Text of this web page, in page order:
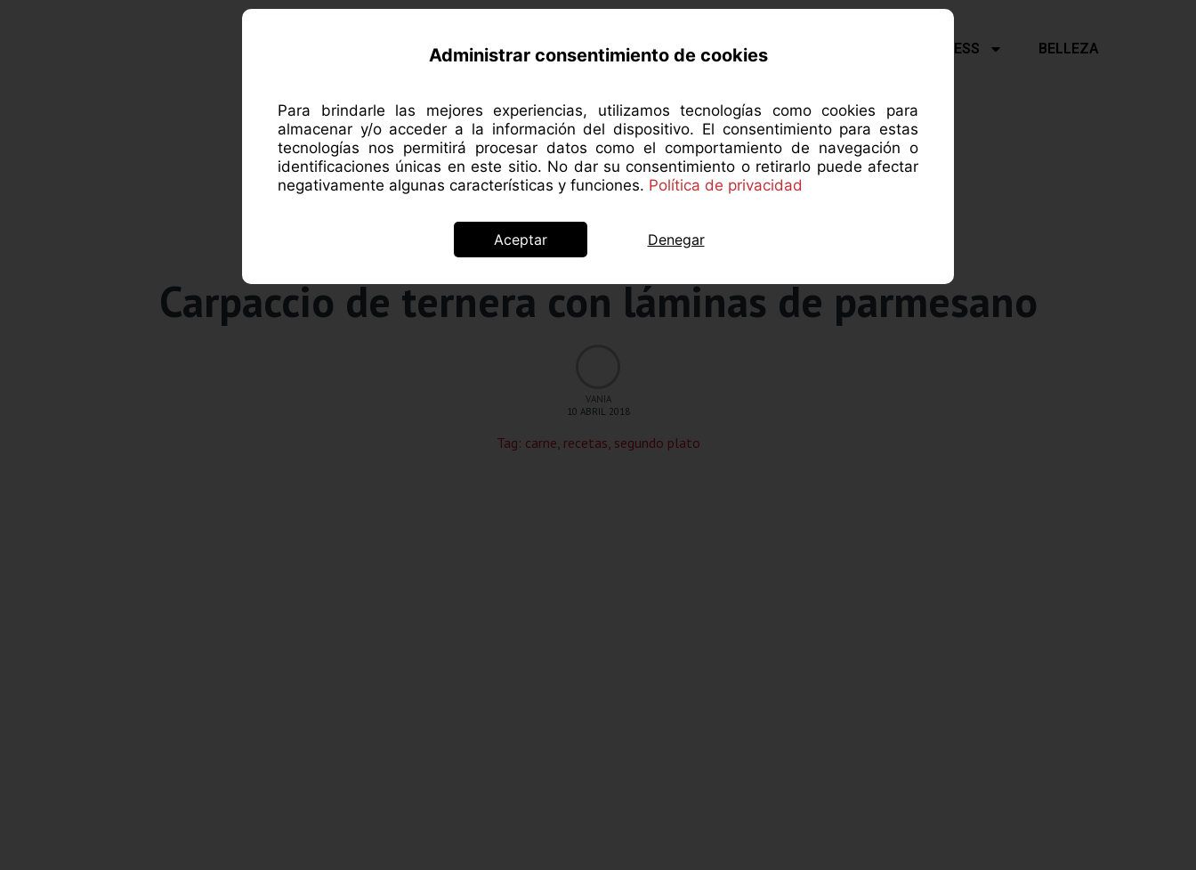
Administrar consentimiento de cookies
Para brindarle las mejores experiencias, utilizamos tecnologías como cookies para
almacenar y/o acceder a la información del dispositivo. El consentimiento para estas
tecnologías nos permitirá procesar datos como el comportamiento de navegación o
identificaciones únicas en este sitio. No dar su consentimiento o retirarlo puede afectar
negativamente algunas características y funciones. Política de privacidad
Aceptar Denegar
ACERCA DE MANZANAROJA NUTRICIÓN SALUD Y PSICOLOGÍA FITNESS BELLEZA
Carpaccio de ternera con láminas de parmesano
VANIA
10 ABRIL 2018
Tag: carne, recetas, segundo plato